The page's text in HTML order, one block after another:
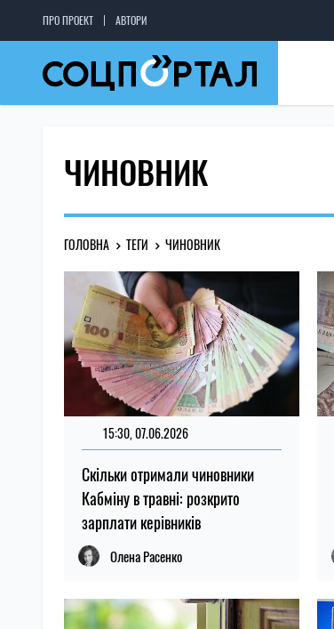
ПРО ПРОЕКТ АВТОРИ
ЧИНОВНИК
ГОЛОВНА ТЕГИ ЧИНОВНИК
15:30, 07.06.2026
Скільки отримали чиновники
Кабміну в травні: розкрито
зарплати керівників
Олена Расенко